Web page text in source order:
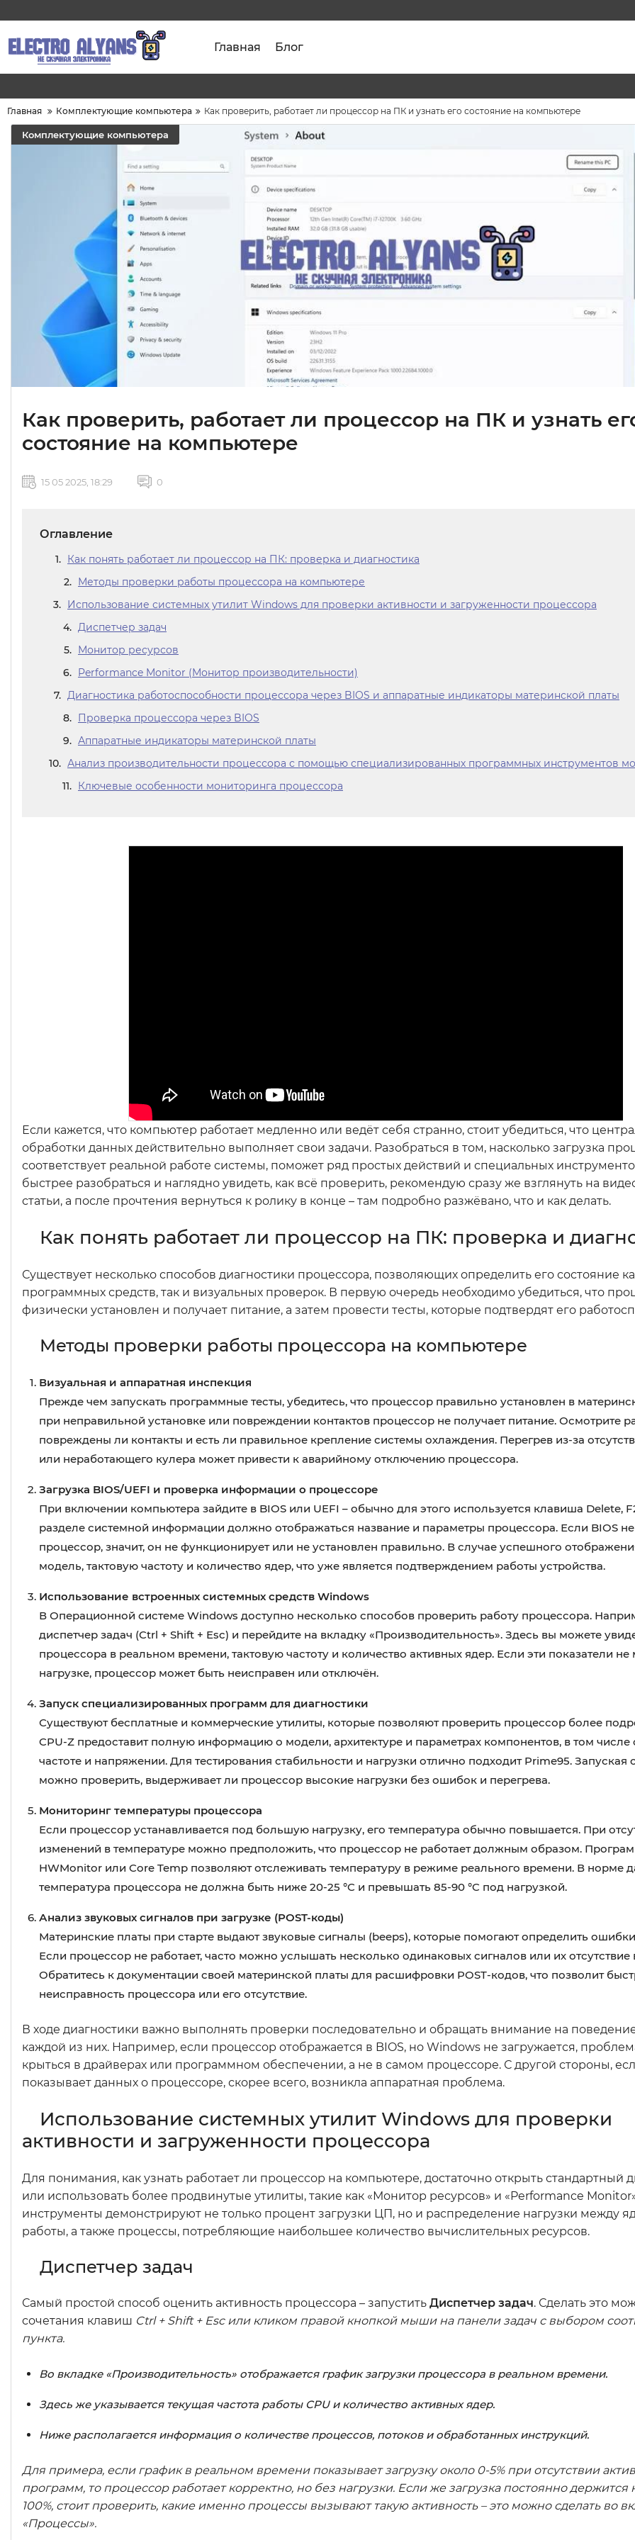
Главная Блог
Главная Комплектующие компьютера Как проверить, работает ли процессор на ПК и узнать его состояние на компьютере
Комплектующие компьютера
Как проверить, работает ли процессор на ПК и узнать
состояние на компьютере
15 05 2025, 18:29 0
Оглавление
Как понять работает ли процессор на ПК: проверка и диагностика
Методы проверки работы процессора на компьютере
Использование системных утилит Windows для проверки активности и загруженности процессора
Диспетчер задач
Монитор ресурсов
Performance Monitor (Монитор производительности)
Диагностика работоспособности процессора через BIOS и аппаратные индикаторы материнской платы
Проверка процессора через BIOS
Аппаратные индикаторы материнской платы
Анализ производительности процессора с помощью специализированных программных инструментов
Ключевые особенности мониторинга процессора
Если кажется, что компьютер работает медленно или ведёт себя странно, стоит убедиться, что
обработки данных действительно выполняет свои задачи. Разобраться в том, насколько загрузка
соответствует реальной работе системы, поможет ряд простых действий и специальных
быстрее разобраться и наглядно увидеть, как всё проверить, рекомендую сразу же взглянуть на
статьи, а после прочтения вернуться к ролику в конце – там подробно разжёвано, что и как делать.
Как понять работает ли процессор на ПК: проверка и
Существует несколько способов диагностики процессора, позволяющих определить его состояние
программных средств, так и визуальных проверок. В первую очередь необходимо убедиться, что
физически установлен и получает питание, а затем провести тесты, которые подтвердят его
Методы проверки работы процессора на компьютере
Визуальная и аппаратная инспекция
Прежде чем запускать программные тесты, убедитесь, что процессор правильно установлен в
при неправильной установке или повреждении контактов процессор не получает питание. Осмотрите
повреждены ли контакты и есть ли правильное крепление системы охлаждения. Перегрев из-за
или неработающего кулера может привести к аварийному отключению процессора.
Загрузка BIOS/UEFI и проверка информации о процессоре
При включении компьютера зайдите в BIOS или UEFI – обычно для этого используется клавиша Delete,
разделе системной информации должно отображаться название и параметры процессора. Если BIOS
процессор, значит, он не функционирует или не установлен правильно. В случае успешного
модель, тактовую частоту и количество ядер, что уже является подтверждением работы устройства.
Использование встроенных системных средств Windows
В Операционной системе Windows доступно несколько способов проверить работу процессора.
диспетчер задач (Ctrl + Shift + Esc) и перейдите на вкладку «Производительность». Здесь вы можете
процессора в реальном времени, тактовую частоту и количество активных ядер. Если эти показатели
нагрузке, процессор может быть неисправен или отключён.
Запуск специализированных программ для диагностики
Существуют бесплатные и коммерческие утилиты, которые позволяют проверить процессор более
CPU-Z предоставит полную информацию о модели, архитектуре и параметрах компонентов, в том числе
частоте и напряжении. Для тестирования стабильности и нагрузки отлично подходит Prime95. Запуская
можно проверить, выдерживает ли процессор высокие нагрузки без ошибок и перегрева.
Мониторинг температуры процессора
Если процессор устанавливается под большую нагрузку, его температура обычно повышается. При
изменений в температуре можно предположить, что процессор не работает должным образом.
HWMonitor или Core Temp позволяют отслеживать температуру в режиме реального времени. В норме
температура процессора не должна быть ниже 20-25 °C и превышать 85-90 °C под нагрузкой.
Анализ звуковых сигналов при загрузке (POST-коды)
Материнские платы при старте выдают звуковые сигналы (beeps), которые помогают определить
Если процессор не работает, часто можно услышать несколько одинаковых сигналов или их отсутствие
Обратитесь к документации своей материнской платы для расшифровки POST-кодов, что позволит
неисправность процессора или его отсутствие.
В ходе диагностики важно выполнять проверки последовательно и обращать внимание на
каждой из них. Например, если процессор отображается в BIOS, но Windows не загружается,
крыться в драйверах или программном обеспечении, а не в самом процессоре. С другой стороны,
показывает данных о процессоре, скорее всего, возникла аппаратная проблема.
Использование системных утилит Windows для проверки
активности и загруженности процессора
Для понимания, как узнать работает ли процессор на компьютере, достаточно открыть стандартный
или использовать более продвинутые утилиты, такие как «Монитор ресурсов» и «Performance
инструменты демонстрируют не только процент загрузки ЦП, но и распределение нагрузки между
работы, а также процессы, потребляющие наибольшее количество вычислительных ресурсов.
Диспетчер задач
Самый простой способ оценить активность процессора – запустить Диспетчер задач. Сделать это
сочетания клавиш Ctrl + Shift + Esc или кликом правой кнопкой мыши на панели задач с выбором
пункта.
Во вкладке «Производительность» отображается график загрузки процессора в реальном времени.
Здесь же указывается текущая частота работы CPU и количество активных ядер.
Ниже располагается информация о количестве процессов, потоков и обработанных инструкций.
Для примера, если график в реальном времени показывает загрузку около 0-5% при отсутствии
программ, то процессор работает корректно, но без нагрузки. Если же загрузка постоянно держится
100%, стоит проверить, какие именно процессы вызывают такую активность – это можно сделать во
«Процессы».